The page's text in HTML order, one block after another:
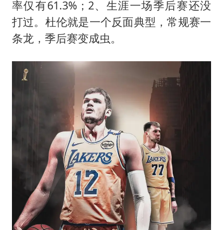
率仅有61.3%；2、生涯一场季后赛还没
打过。杜伦就是一个反面典型，常规赛一
条龙，季后赛变成虫。